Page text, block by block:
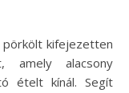
amely alacsony
ételt kínál. Segít